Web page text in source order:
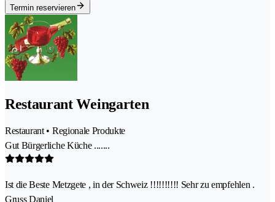
Termin reservieren
Restaurant Weingarten
Restaurant • Regionale Produkte
Gut Bürgerliche Küche .......
Ist die Beste Metzgete , in der Schweiz !!!!!!!!!! Sehr zu empfehlen .
Gruss Daniel